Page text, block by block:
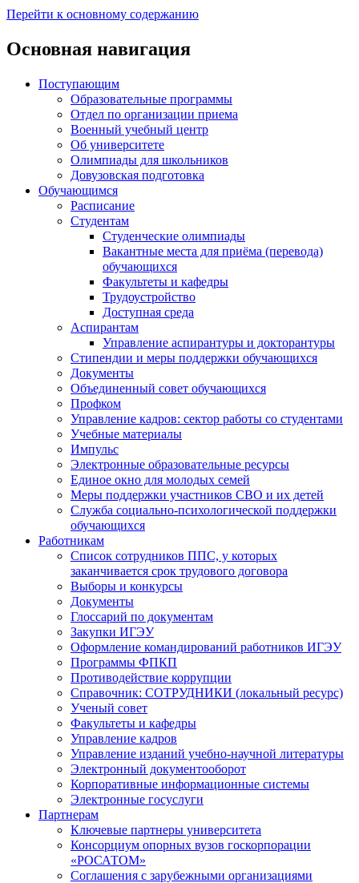
Перейти к основному содержанию
Основная навигация
Поступающим
Образовательные программы
Отдел по организации приема
Военный учебный центр
Об университете
Олимпиады для школьников
Довузовская подготовка
Обучающимся
Расписание
Студентам
Студенческие олимпиады
Вакантные места для приёма (перевода)
обучающихся
Факультеты и кафедры
Трудоустройство
Доступная среда
Аспирантам
Управление аспирантуры и докторантуры
Стипендии и меры поддержки обучающихся
Документы
Объединенный совет обучающихся
Профком
Управление кадров: сектор работы со студентами
Учебные материалы
Импульс
Электронные образовательные ресурсы
Единое окно для молодых семей
Меры поддержки участников СВО и их детей
Служба социально-психологической поддержки
обучающихся
Работникам
Список сотрудников ППС, у которых
заканчивается срок трудового договора
Выборы и конкурсы
Документы
Глоссарий по документам
Закупки ИГЭУ
Оформление командирований работников ИГЭУ
Программы ФПКП
Противодействие коррупции
Справочник: СОТРУДНИКИ (локальный ресурс)
Ученый совет
Факультеты и кафедры
Управление кадров
Управление изданий учебно-научной литературы
Электронный документооборот
Корпоративные информационные системы
Электронные госуслуги
Партнерам
Ключевые партнеры университета
Консорциум опорных вузов госкорпорации
«РОСАТОМ»
Соглашения с зарубежными организациями